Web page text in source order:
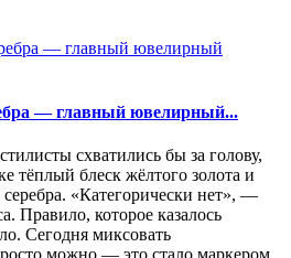
— главный ювелирный...
схватились бы за голову,
тёплый блеск жёлтого золота и
«Категорически нет», —
Правило, которое казалось
Сегодня миксовать
можно — это стало маркером